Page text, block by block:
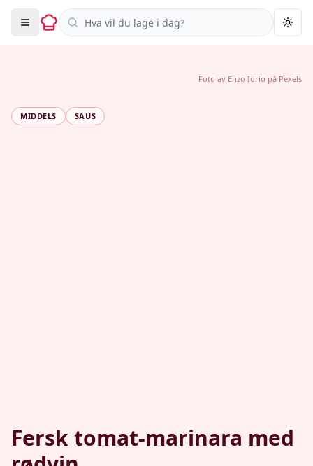
Søk i oppskrifter
MIDDELS SAUS
Fersk tomat-marinara med
Foto av Enzo Iorio på Pexels